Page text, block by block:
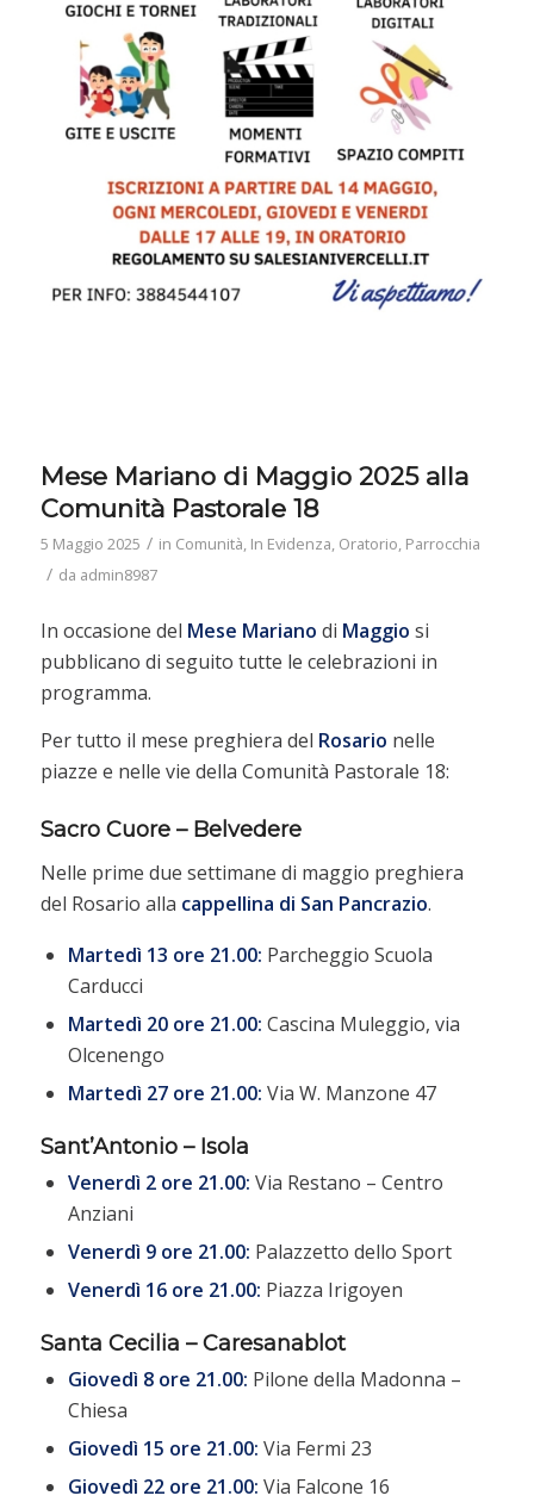
Mese Mariano di Maggio 2025 alla
Comunità Pastorale 18
5 Maggio 2025 / in Comunità, In Evidenza, Oratorio, Parrocchia
/ da admin8987
In occasione del Mese Mariano di Maggio si
pubblicano di seguito tutte le celebrazioni in
programma.
Per tutto il mese preghiera del Rosario nelle
piazze e nelle vie della Comunità Pastorale 18:
Sacro Cuore – Belvedere
Nelle prime due settimane di maggio preghiera
del Rosario alla cappellina di San Pancrazio.
Martedì 13 ore 21.00: Parcheggio Scuola
Carducci
Martedì 20 ore 21.00: Cascina Muleggio, via
Olcenengo
Martedì 27 ore 21.00: Via W. Manzone 47
Sant’Antonio – Isola
Venerdì 2 ore 21.00: Via Restano – Centro
Anziani
Venerdì 9 ore 21.00: Palazzetto dello Sport
Venerdì 16 ore 21.00: Piazza Irigoyen
Santa Cecilia – Caresanablot
Giovedì 8 ore 21.00: Pilone della Madonna –
Chiesa
Giovedì 15 ore 21.00: Via Fermi 23
Giovedì 22 ore 21.00: Via Falcone 16